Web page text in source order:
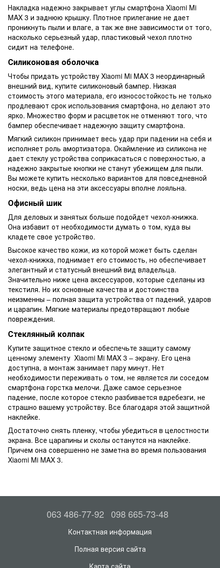
Накладка надежно закрывает углы смартфона Xiaomi Mi
MAX 3 и заднюю крышку. Плотное прилегание не дает
проникнуть пыли и влаге, а так же вне зависимости от того,
насколько серьезный удар, пластиковый чехол плотно
сидит на телефоне.
Силиконовая оболочка
Чтобы придать устройству Xiaomi Mi MAX 3 неординарный
внешний вид, купите силиконовый бампер. Низкая
стоимость этого материала, его износостойкость не только
продлевают срок использования смартфона, но делают это
ярко. Множество форм и расцветок не отменяют того, что
бампер обеспечивает надежную защиту смартфона.
Мягкий силикон принимает весь удар при падении на себя и
исполняет роль амортизатора. Окаймление из силикона не
дает стеклу устройства соприкасаться с поверхностью, а
надежно закрытые кнопки не станут убежищем для пыли.
Вы можете купить несколько вариантов для повседневной
носки, ведь цена на эти аксессуары вполне лояльна.
Офисный шик
Для деловых и занятых больше подойдет чехол-книжка.
Она избавит от необходимости думать о том, куда вы
кладете свое устройство.
Высокое качество кожи, из которой может быть сделан
чехол-книжка, поднимает его стоимость, но обеспечивает
элегантный и статусный внешний вид владельца.
Значительно ниже цена аксессуаров, которые сделаны из
текстиля. Но их основные качества и достоинства
неизменны – полная защита устройства от падений, ударов
и царапин. Мягкие материалы предотвращают любые
повреждения.
Стеклянный колпак
Купите защитное стекло и обеспечьте защиту самому
ценному элементу Xiaomi Mi MAX 3 – экрану. Его цена
доступна, а монтаж занимает пару минут. Нет
необходимости переживать о том, не является ли соседом
смартфона горстка мелочи. Даже самое серьезное
падение, после которое стекло разбивается вдребезги, не
страшно вашему устройству. Все благодаря этой защитной
наклейке.
Достаточно снять пленку, чтобы убедиться в целостности
экрана. Все царапины и сколы останутся на наклейке.
Причем она совершенно не заметна во время пользования
Xiaomi Mi MAX 3.
063 486-77-92 098 665-73-48
Контактная информация
Полная версия сайта
Карта сайта